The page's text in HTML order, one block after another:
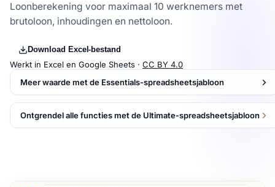
Loonberekening voor maximaal 10 werknemers met
brutoloon, inhoudingen en nettoloon.
Download Excel-bestand
Werkt in Excel en Google Sheets · CC BY 4.0
Meer waarde met de Essentials-spreadsheetsjabloon
Ontgrendel alle functies met de Ultimate-spreadsheetsjabloon